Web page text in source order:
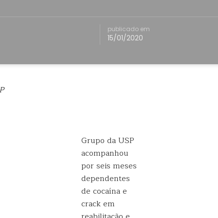
publicado em
15/01/2020
Grupo da USP
acompanhou
por seis meses
dependentes
de cocaína e
crack em